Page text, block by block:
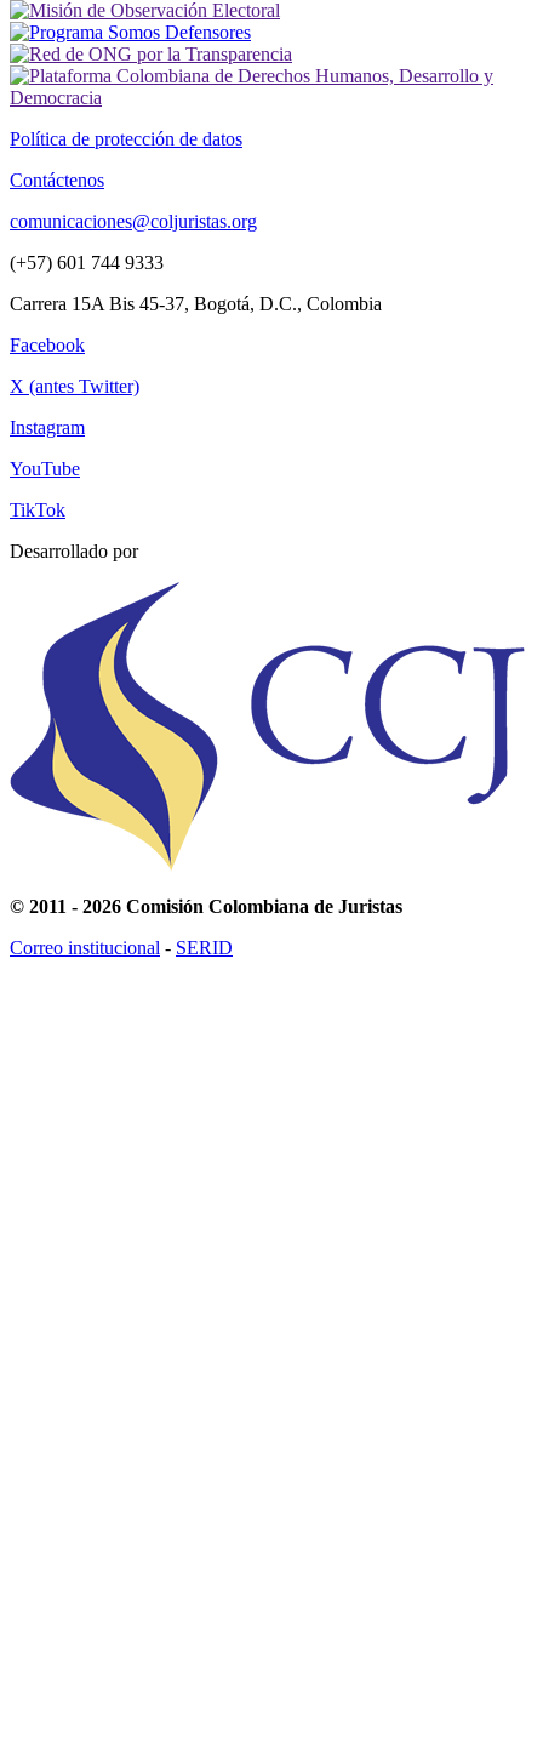
Política de protección de datos
Contáctenos
comunicaciones@coljuristas.org
(+57) 601 744 9333
Carrera 15A Bis 45-37, Bogotá, D.C., Colombia
Facebook
X (antes Twitter)
Instagram
YouTube
TikTok
Desarrollado por
© 2011 - 2026 Comisión Colombiana de Juristas
Correo institucional - SERID